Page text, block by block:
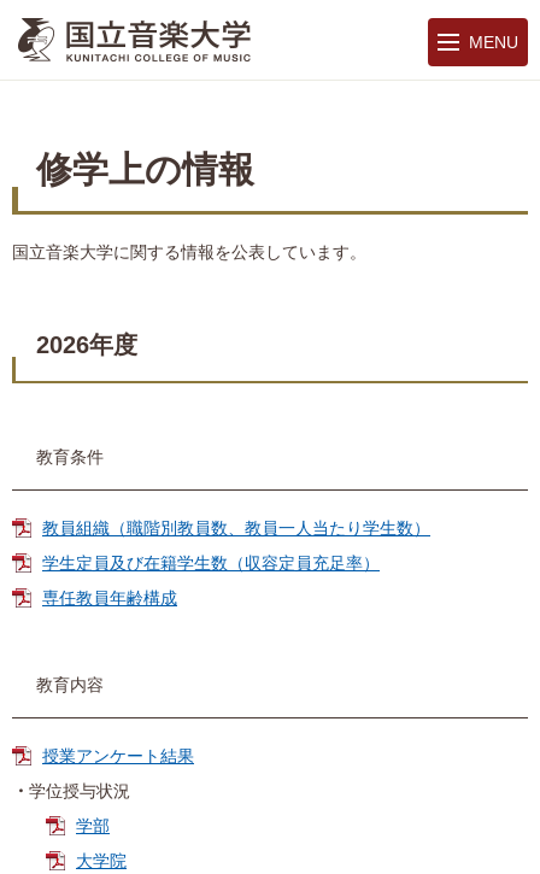
MENU
修学上の情報
国立音楽大学に関する情報を公表しています。
2026年度
教育条件
教員組織（職階別教員数、教員一人当たり学生数）
学生定員及び在籍学生数（収容定員充足率）
専任教員年齢構成
教育内容
授業アンケート結果
学位授与状況
学部
大学院